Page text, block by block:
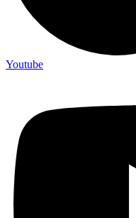
Youtube